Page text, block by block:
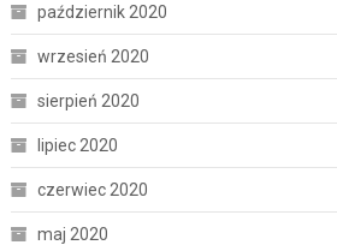
październik 2020
wrzesień 2020
sierpień 2020
lipiec 2020
czerwiec 2020
maj 2020